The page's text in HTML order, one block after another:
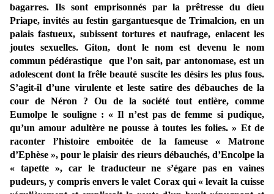
bagarres. Ils sont emprisonnés par la prêtresse du dieu
Priape, invités au festin gargantuesque de Trimalcion, en un
palais fastueux, subissent tortures et naufrage, enlacent les
joutes sexuelles. Giton, dont le nom est devenu le nom
commun pédérastique que l’on sait, par antonomase, est un
adolescent dont la frêle beauté suscite les désirs les plus fous.
S’agit-il d’une virulente et leste satire des débauches de la
cour de Néron ? Ou de la société tout entière, comme
Eumolpe le souligne : « Il n’est pas de femme si pudique,
qu’un amour adultère ne pousse à toutes les folies. » Et de
raconter l’histoire emboitée de la fameuse « Matrone
d’Ephèse », pour le plaisir des rieurs débauchés, d’Encolpe la
« tapette », car le traducteur ne s’égare pas en vaines
pudeurs, y compris envers le valet Corax qui « levait la cuisse